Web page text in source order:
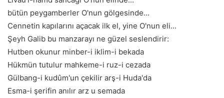
bütün peygamberler O'nun gölgesinde...
Cennetin kapılarını açacak ilk el, yine O'nun eli...
Şeyh Galib bu manzarayı ne güzel seslendirir:
Hutben okunur minber-i iklim-i bekada
Hükmün tutulur mahkeme-i ruz-i cezada
Gülbang-i kudûm'un çekilir arş-i Huda'da
Esma-i şerifin anılır arz u semada